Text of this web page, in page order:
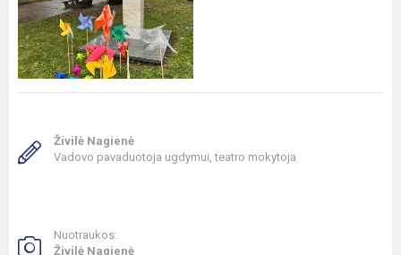
Živilė Nagienė
Vadovo pavaduotoja ugdymui, teatro mokytoja
Nuotraukos:
Živilė Nagienė